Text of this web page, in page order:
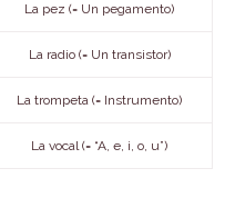
La pez (= Un pegamento)
La radio (= Un transistor)
La trompeta (= Instrumento)
La vocal (= “A, e, i, o, u”)